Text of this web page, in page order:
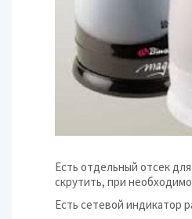
Есть отдельный отсек
скрутить, при
Есть сетевой индикатор